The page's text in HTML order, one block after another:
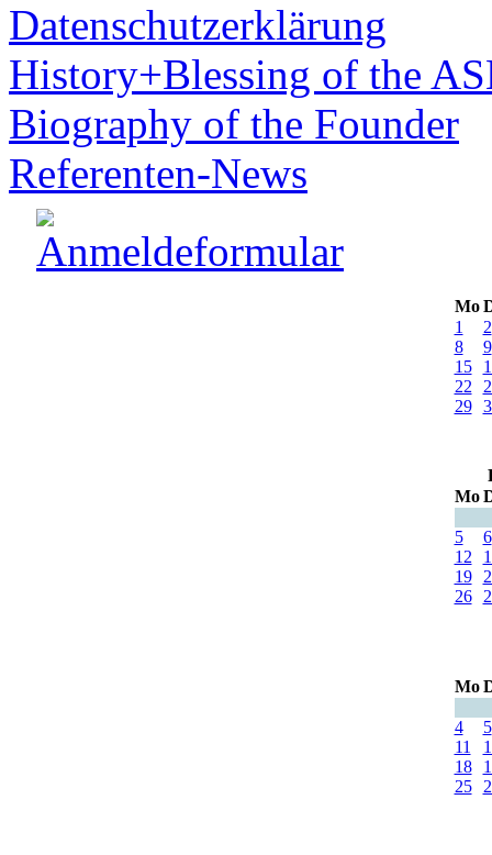
Datenschutzerklärung
History+Blessing of the
Biography of the Founder
Referenten-News
Mo
1
2
8
9
15
22
29
Mo
5
6
12
19
26
Mo
4
5
11
18
25